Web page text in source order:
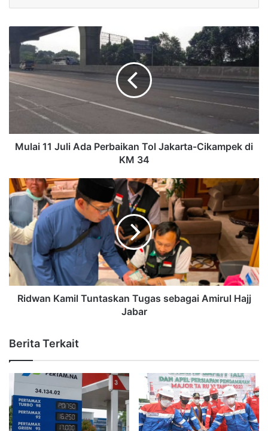
Mulai 11 Juli Ada Perbaikan Tol Jakarta-Cikampek di
KM 34
Ridwan Kamil Tuntaskan Tugas sebagai Amirul Hajj
Jabar
Berita Terkait